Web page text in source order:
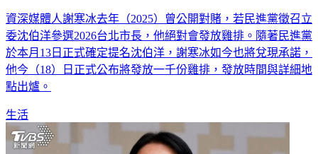
資深媒體人謝寒冰去年（2025）曾公開對賭，若民進黨徵召立
委沈伯洋參選2026台北市長，他絕對會發放雞排。隨著民進黨
於本月13日正式確定提名沈伯洋，謝寒冰如今也將兌現承諾，
他今（18）日正式公布將發放一千份雞排，發放時間與詳細地
點出爐。
生活